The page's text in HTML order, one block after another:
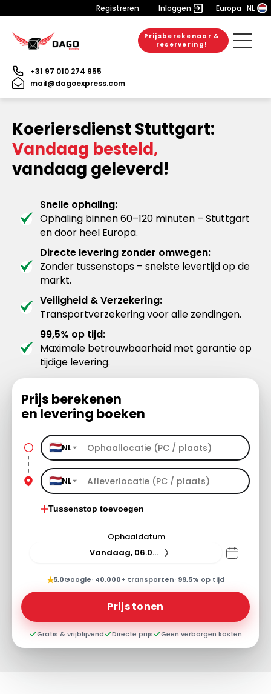
Registreren Inloggen Europa NL
Prijsberekenaar &
reservering!
+31 97 010 274 955
mail@dagoexpress.com
Koeriersdienst Stuttgart:
Vandaag besteld,
vandaag geleverd!
Snelle ophaling:
Ophaling binnen 60–120 minuten – Stuttgart
en door heel Europa.
Directe levering zonder omwegen:
Zonder tussenstops – snelste levertijd op de
markt.
Veiligheid & Verzekering:
Transportverzekering voor alle zendingen.
99,5% op tijd:
Maximale betrouwbaarheid met garantie op
tijdige levering.
Prijs berekenen
en levering boeken
NL
NL
Tussenstop toevoegen
Ophaaldatum
Vandaag, 06.08.26
★5,0Google· 40.000+ transporten· 99,5% op tijd
Prijs tonen
Gratis & vrijblijvend Directe prijs Geen verborgen kosten